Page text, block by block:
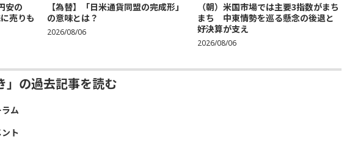
安の
売りも
【為替】「日米通貨同盟の完成形」
の意味とは？
2026/08/06
（朝）米国市場では主要3指数がまち
まち 中東情勢を巡る懸念の後退と
好決算が支え
2026/08/06
」の過去記事を読む
ム
ト